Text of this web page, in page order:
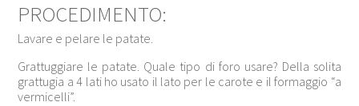
PROCEDIMENTO:
Lavare e pelare le patate.
Grattuggiare le patate. Quale tipo di foro usare? Della solita
grattugia a 4 lati ho usato il lato per le carote e il formaggio “a
vermicelli”.